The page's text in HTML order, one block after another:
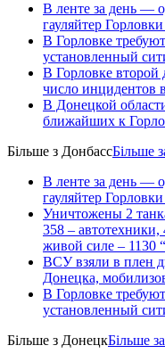
В ленте за день —
гауляйтер
В Горловке
установленный
В Горловке второй
число инцидентов
В Донецкой
ближайших к
Більше з ДонбассБільше
В ленте за день —
гауляйтер
Уничтожены 2
358 –
живой силе – 1130
ВСУ взяли в плен
Донецка,
В Горловке
установленный
Більше з ДонецкБільше